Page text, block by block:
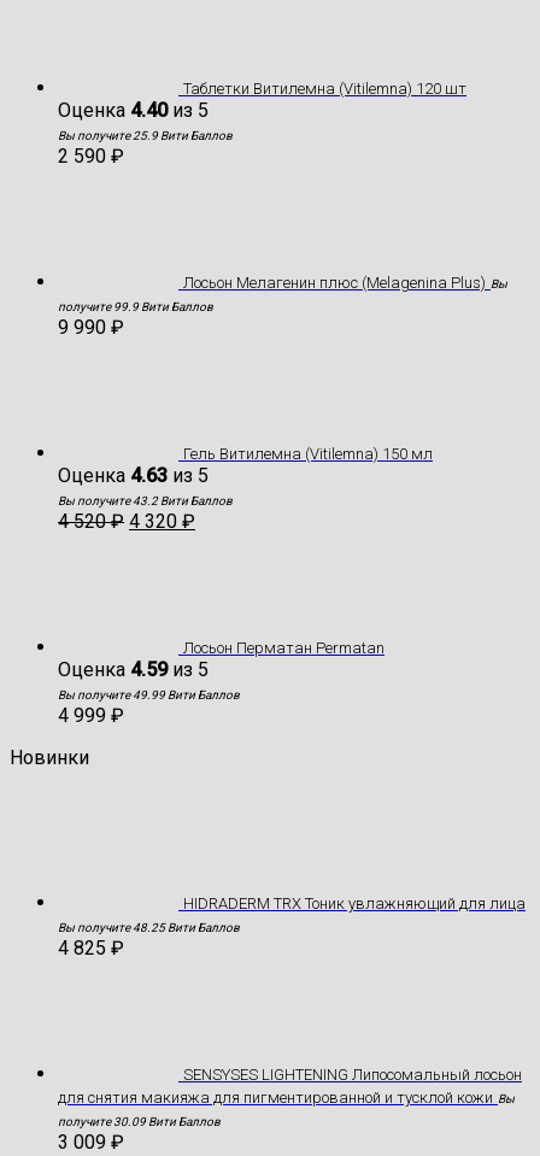
Таблетки Витилемна (Vitilemna) 120 шт
Оценка 4.40из 5
Вы получите 25.9 Вити Баллов
2 590 ₽
Лосьон Мелагенин плюс (Melagenina Plus) Вы
получите 99.9 Вити Баллов
9 990 ₽
Гель Витилемна (Vitilemna) 150 мл
Оценка 4.63 из 5
Вы получите 43.2 Вити Баллов
4 520₽ 4 320 ₽
Лосьон Перматан Permatan
Оценка 4.59из 5
Вы получите 49.99 Вити Баллов
4 999 ₽
Новинки
HIDRADERM TRX Тоник увлажняющий для лица
Вы получите 48.25 Вити Баллов
4 825 ₽
SENSYSES LIGHTENING Липосомальный лосьон
для снятия макияжа для пигментированной и тусклой кожи Вы
получите 30.09 Вити Баллов
3 009 ₽